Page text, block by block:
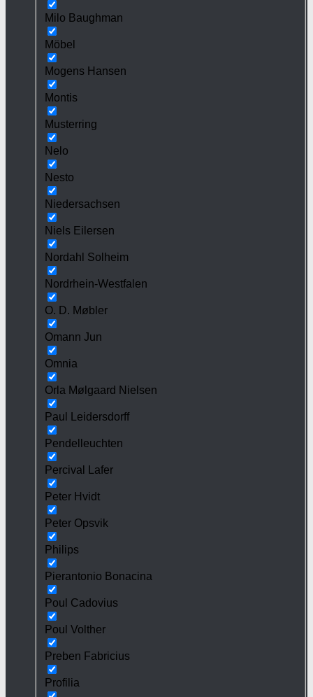
Milo Baughman
Möbel
Mogens Hansen
Montis
Musterring
Nelo
Nesto
Niedersachsen
Niels Eilersen
Nordahl Solheim
Nordrhein-Westfalen
O. D. Møbler
Omann Jun
Omnia
Orla Mølgaard Nielsen
Paul Leidersdorff
Pendelleuchten
Percival Lafer
Peter Hvidt
Peter Opsvik
Philips
Pierantonio Bonacina
Poul Cadovius
Poul Volther
Preben Fabricius
Profilia